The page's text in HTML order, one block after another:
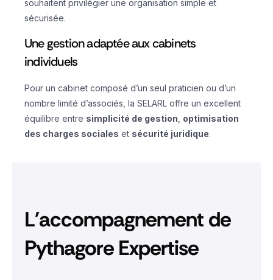
souhaitent privilégier une organisation simple et
sécurisée.
Une gestion adaptée aux cabinets
individuels
Pour un cabinet composé d’un seul praticien ou d’un
nombre limité d’associés, la SELARL offre un excellent
équilibre entre simplicité de gestion optimisation
des charges sociales et sécurité juridique.
L'accompagnement de
Pythagore Expertise